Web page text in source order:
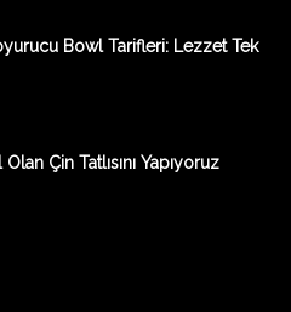
Bowl Tarifleri: Lezzet Tek
Olan Çin Tatlısını Yapıyoruz